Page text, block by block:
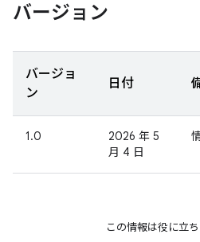
バージョン
バージョ
ン
日付
1.0
2026 年 5
月 4 日
この情報は役に立